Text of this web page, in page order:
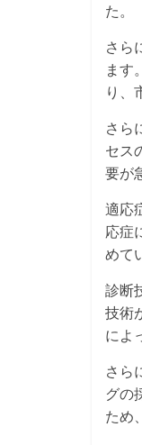
た。
さら
ます
り、
さら
セス
要が
適応
応症
めて
診断
技術
によ
さら
グの
ため